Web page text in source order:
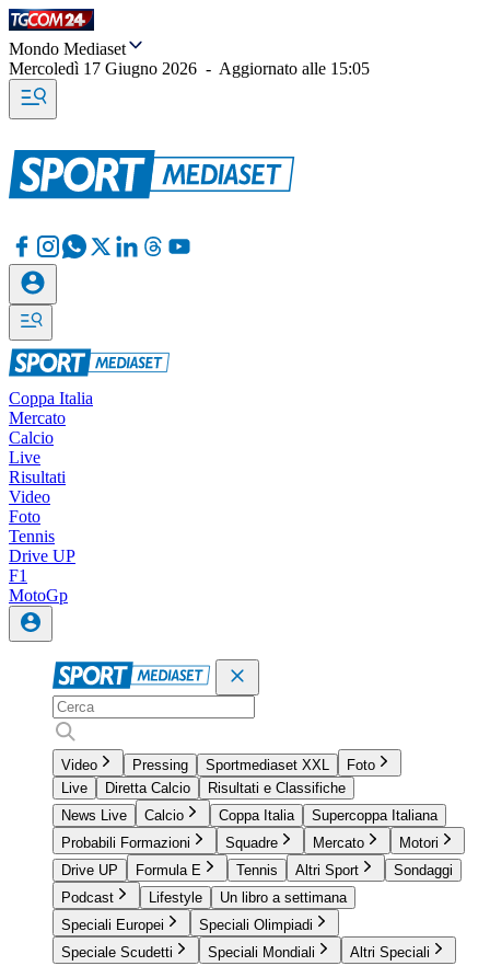
Mondo Mediaset
Mercoledì 17 Giugno 2026 - Aggiornato alle 15:05
Coppa Italia
Mercato
Calcio
Live
Risultati
Video
Foto
Tennis
Drive UP
F1
MotoGp
Video Pressing Sportmediaset XXL
Foto
Live
Diretta Calcio
Risultati e Classifiche
News Live
Calcio Coppa Italia
Supercoppa Italiana
Probabili Formazioni
Squadre Mercato
Motori
Drive UP
Formula E Tennis Altri Sport
Sondaggi
Podcast
Lifestyle
Un libro a settimana
Speciali Europei
Speciali Olimpiadi
Speciale Scudetti
Speciali Mondiali Altri Speciali